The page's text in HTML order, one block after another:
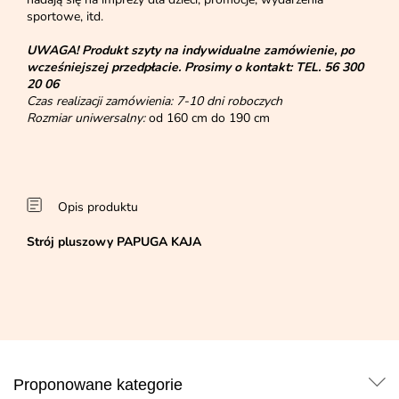
sportowe, itd.
UWAGA!Produkt szyty na indywidualne zamówienie, po
wcześniejszej przedpłacie. Prosimy o kontakt: TEL. 56 300
20 06
Czas realizacji zamówienia: 7-10 dni roboczych
Rozmiar uniwersalny:od 160 cm do 190 cm
Opis produktu
Strój pluszowy PAPUGA KAJA
Proponowane kategorie